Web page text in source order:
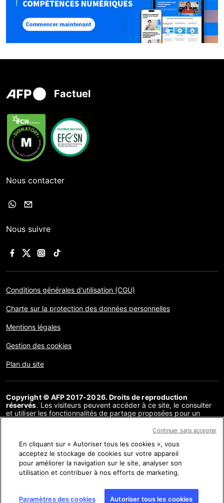
Factuel
Nous contacter
Nous suivre
Conditions générales d'utilisation (CGU)
Charte sur la protection des données personnelles
Mentions légales
Gestion des cookies
Plan du site
Copyright © AFP 2017-2026. Droits de reproduction
réservés. Les visiteurs peuvent accéder à ce site, le consulter
et utiliser les fonctionnalités de partage proposées pour un
communication au public, distribution de tout ou partie du
soit, sans licence spécifique signée avec l’AFP, est interdite. Les
éléments analysés dans le cadre de chaque factuel sont
présentés ou font l’objet de liens dans la mesure nécessaire à la
bonne compréhension de la vérification de l’information
concernée. L’AFP ne détient pas de licence les concernant et
En cliquant sur « Autoriser tous les cookies », vous
acceptez le stockage de cookies sur votre appareil
pour améliorer la navigation sur le site, analyser son
utilisation et contribuer à nos efforts de marketing.
Paramètres des cookies Autoriser tous les cookies
Continuer sans accepter